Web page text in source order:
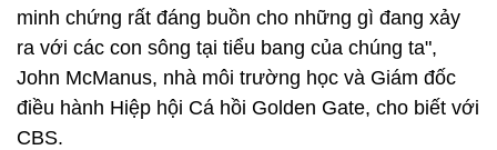
minh chứng rất đáng buồn cho những gì đang xảy
ra với các con sông tại tiểu bang của chúng ta",
John McManus, nhà môi trường học và Giám đốc
điều hành Hiệp hội Cá hồi Golden Gate, cho biết với
CBS.